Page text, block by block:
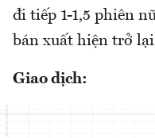
đi tiếp 1-1,5 phiên
bán xuất hiện trở
Giao dịch: